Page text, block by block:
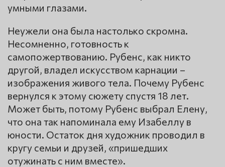
умными глазами.
Неужели она была настолько скромна.
Несомненно, готовность к
самопожертвованию. Рубенс, как никто
другой, владел искусством карнации –
изображения живого тела. Почему Рубенс
вернулся к этому сюжету спустя 18 лет.
Может быть, потому Рубенс выбрал Елену,
что она так напоминала ему Изабеллу в
юности. Остаток дня художник проводил в
кругу семьи и друзей, «пришедших
отужинать с ним вместе».